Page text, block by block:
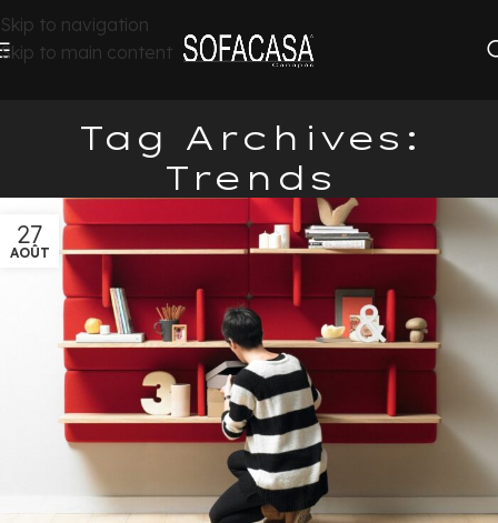
Skip to navigation
Skip to main content
Tag Archives:
Trends
27
AOÛT